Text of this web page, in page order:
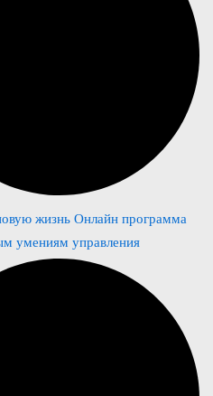
жизнь Онлайн программа
умениям управления